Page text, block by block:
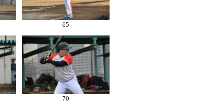
65
70